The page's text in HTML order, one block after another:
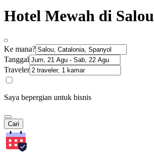
Hotel Mewah di Salou
Ke mana?
Tanggal
Traveler
Saya bepergian untuk bisnis
Cari